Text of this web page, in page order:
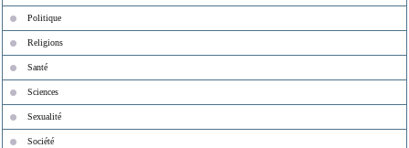
Politique
Religions
Santé
Sciences
Sexualité
Société